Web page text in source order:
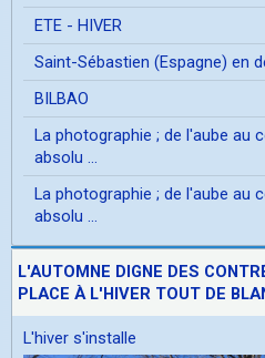
ETE - HIVER
Saint-Sébastien (Espagne) en
BILBAO
La photographie ; de l'aube au
absolu ...
La photographie ; de l'aube au
absolu ...
L'AUTOMNE DIGNE DES
PLACE À L'HIVER TOUT DE
L'hiver s'installe